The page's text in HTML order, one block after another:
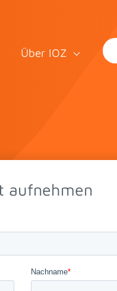
Über IOZ
aufnehmen